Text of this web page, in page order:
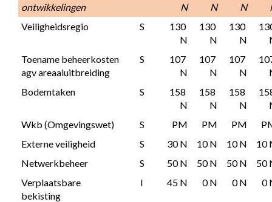
ontwikkelingen
N
N
N
Veiligheidsregio
S
130
N
130
N
130
N
Toename beheerkosten
agv areaaluitbreiding
S
107
N
107
N
107
N
Bodemtaken
S
158
N
158
N
158
N
Wkb (Omgevingswet)
S PM PM PM
Externe veiligheid
S 30 N 10 N 10 N
10
Netwerkbeheer
S 50 N 50 N 50 N
50
Verplaatsbare
bekisting
I 45 N 0 N 0 N 0